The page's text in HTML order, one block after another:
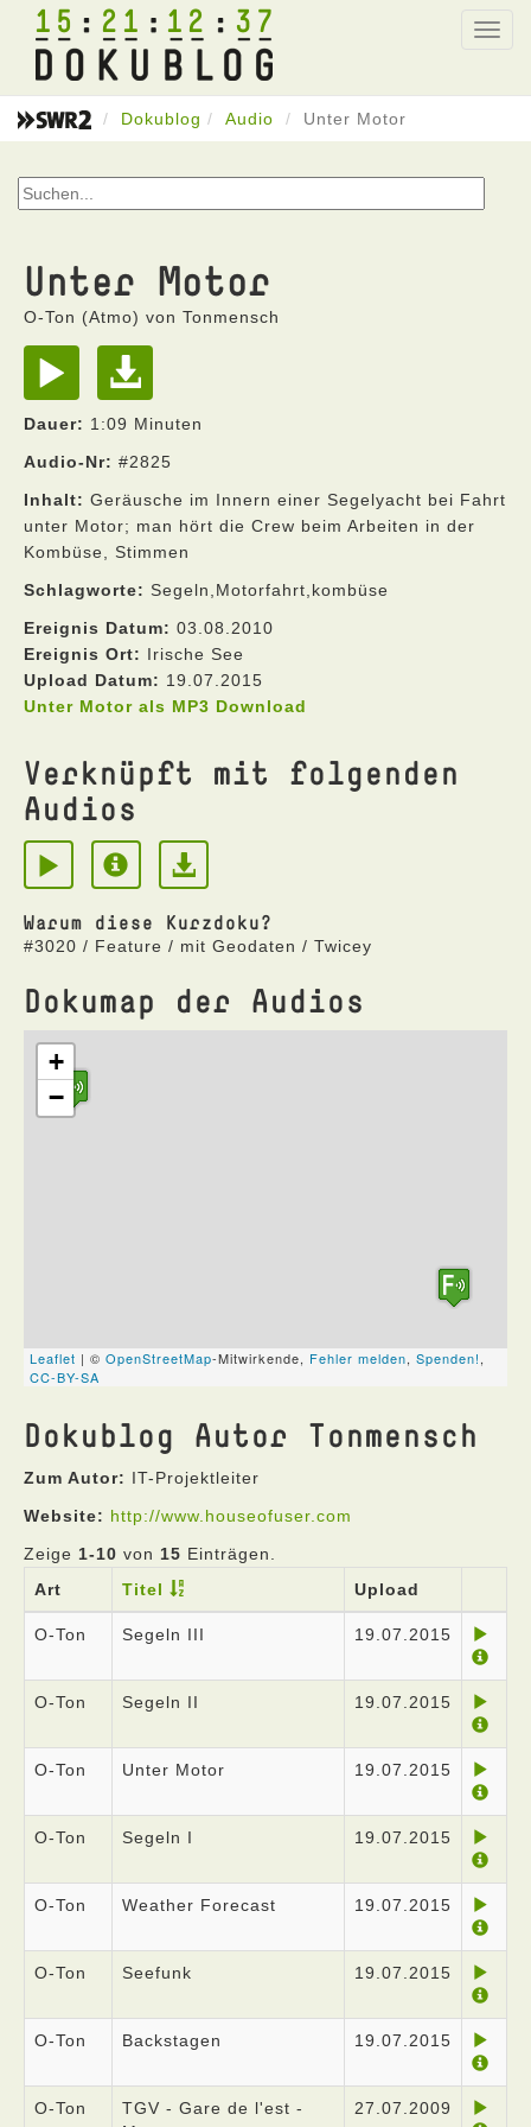
15 21 12 37
Dokublog Audio Unter Motor
Unter Motor
O-Ton (Atmo) von Tonmensch
Dauer: 1:09 Minuten
Audio-Nr: #2825
Inhalt: Geräusche im Innern einer Segelyacht bei Fahrt
unter Motor; man hört die Crew beim Arbeiten in der
Kombüse, Stimmen
Schlagworte: Segeln,Motorfahrt,kombüse
Ereignis Datum: 03.08.2010
Ereignis Ort: Irische See
Upload Datum: 19.07.2015
Unter Motor als MP3 Download
Verknüpft mit folgenden
Audios
Warum diese Kurzdoku?
#3020 / Feature / mit Geodaten / Twicey
Dokumap der Audios
Dokublog Autor Tonmensch
Zum Autor: IT-Projektleiter
Website: http://www.houseofuser.com
Zeige 1-10 von 15 Einträgen.
Art
Titel Upload
O-Ton Segeln III 19.07.2015
O-Ton Segeln II 19.07.2015
O-Ton Unter Motor 19.07.2015
O-Ton Segeln I 19.07.2015
O-Ton Weather Forecast 19.07.2015
O-Ton Seefunk 19.07.2015
O-Ton Backstagen 19.07.2015
O-Ton
TGV - Gare de l'est -
27.07.2009